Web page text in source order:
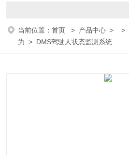
当前位置：首页 > 产品中心 > >
为 > DMS驾驶人状态监测系统